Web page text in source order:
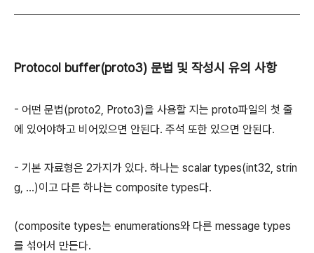
Protocol buffer(proto3) 문법 및 작성시 유의 사항
- 어떤 문법(proto2, Proto3)을 사용할 지는 proto파일의 첫 줄
에 있어야하고 비어있으면 안된다. 주석 또한 있으면 안된다.
- 기본 자료형은 2가지가 있다. 하나는 scalar types(int32, strin
g, ...)이고 다른 하나는 composite types다.
(composite types는 enumerations와 다른 message types
를 섞어서 만든다.